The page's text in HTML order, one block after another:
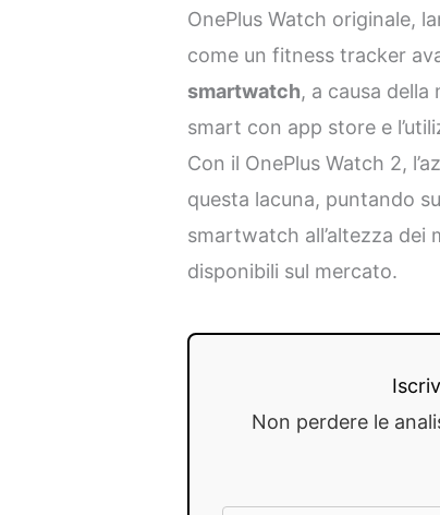
OnePlus Watch originale,
come un fitness tracker
smartwatch, a causa
smart con app store e
Con il OnePlus Watch 2,
questa lacuna, puntando
smartwatch all’altezza
disponibili sul mercato.
Non perdere le